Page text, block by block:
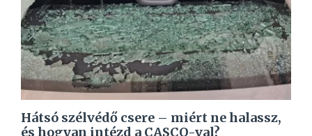
Hátsó szélvédő csere – miért ne halassz,
és hogyan intézd a CASCO-val?